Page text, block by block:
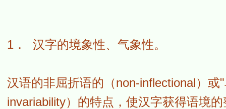
1． 汉字的境象性、气象性。
汉语的非屈折语的（non-inflectional）
invariability）的特点，使汉字获得语境